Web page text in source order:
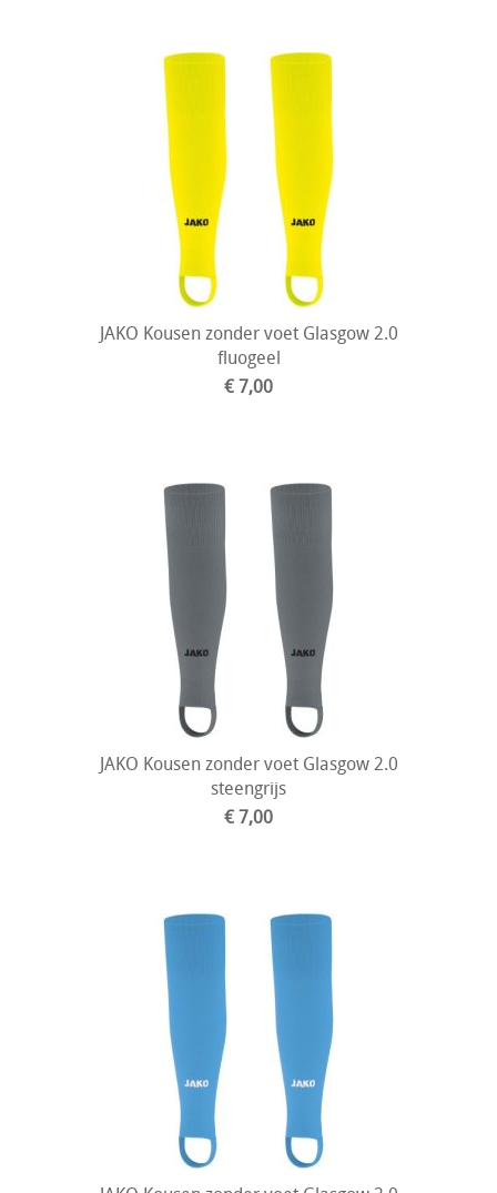
JAKO Kousen zonder voet Glasgow 2.0
fluogeel
€ 7,00
JAKO Kousen zonder voet Glasgow 2.0
steengrijs
€ 7,00